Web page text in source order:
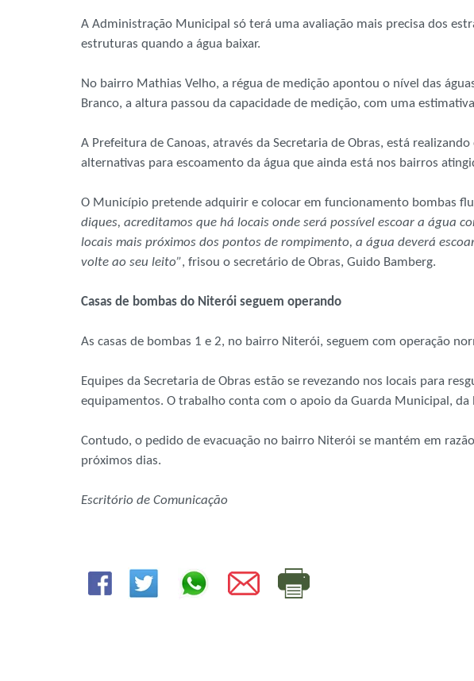
A Administração Municipal só terá uma avaliação mais precisa dos
estruturas quando a água baixar.
No bairro Mathias Velho, a régua de medição apontou o nível das
Branco, a altura passou da capacidade de medição, com uma
A Prefeitura de Canoas, através da Secretaria de Obras, está
alternativas para escoamento da água que ainda está nos bairros
O Município pretende adquirir e colocar em funcionamento bombas
diques, acreditamos que há locais onde será possível escoar a água
locais mais próximos dos pontos de rompimento, a água deverá
volte ao seu leito”, frisou o secretário de Obras, Guido Bamberg.
Casas de bombas do Niterói seguem operando
As casas de bombas 1 e 2, no bairro Niterói, seguem com operação
Equipes da Secretaria de Obras estão se revezando nos locais para
equipamentos. O trabalho conta com o apoio da Guarda Municipal, da
Contudo, o pedido de evacuação no bairro Niterói se mantém em
próximos dias.
Escritório de Comunicação